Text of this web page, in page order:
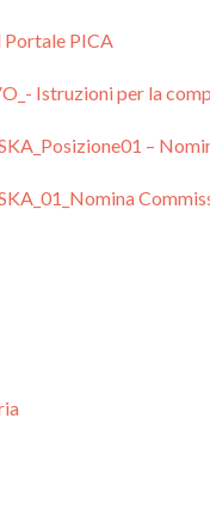
Portale PICA
Istruzioni per la
–